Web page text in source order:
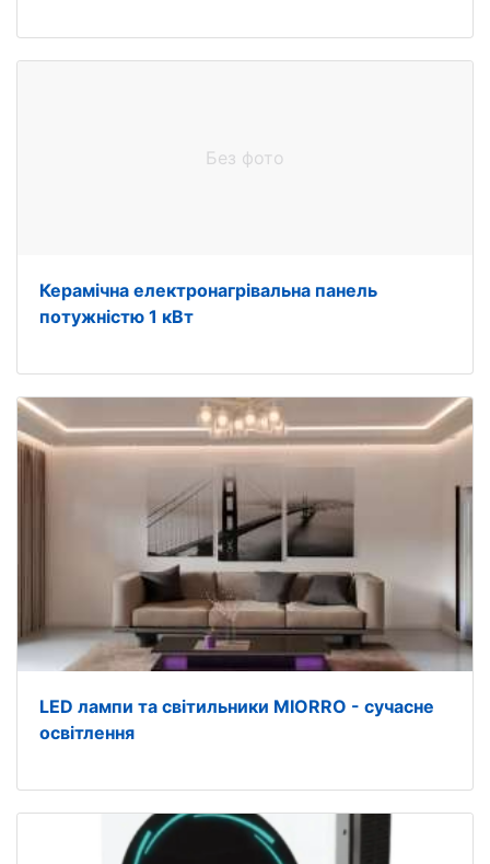
Без фото
Керамічна електронагрівальна панель
потужністю 1 кВт
LED лампи та світильники MIORRO - сучасне
освітлення